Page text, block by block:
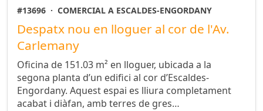
#13696 · COMERCIAL A ESCALDES-ENGORDANY
Despatx nou en lloguer al cor de l'Av.
Carlemany
Oficina de 151.03 m² en lloguer, ubicada a la
segona planta d’un edifici al cor d’Escaldes-
Engordany. Aquest espai es lliura completament
acabat i diàfan, amb terres de gres…